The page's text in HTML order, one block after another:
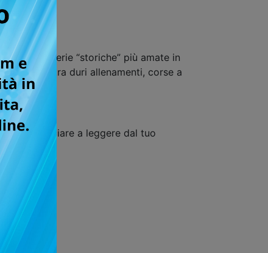
delle serie “storiche” più amate in
calcio, tra duri allenamenti, corse a
e cominciare a leggere dal tuo